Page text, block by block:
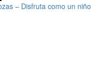
– Disfruta como un niño